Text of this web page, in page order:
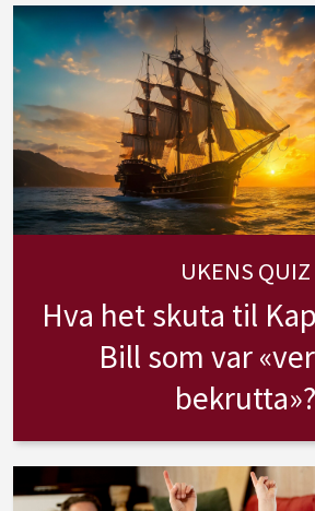
UKENS QUIZ
Hva het skuta til
Bill som var
bekrutta»?